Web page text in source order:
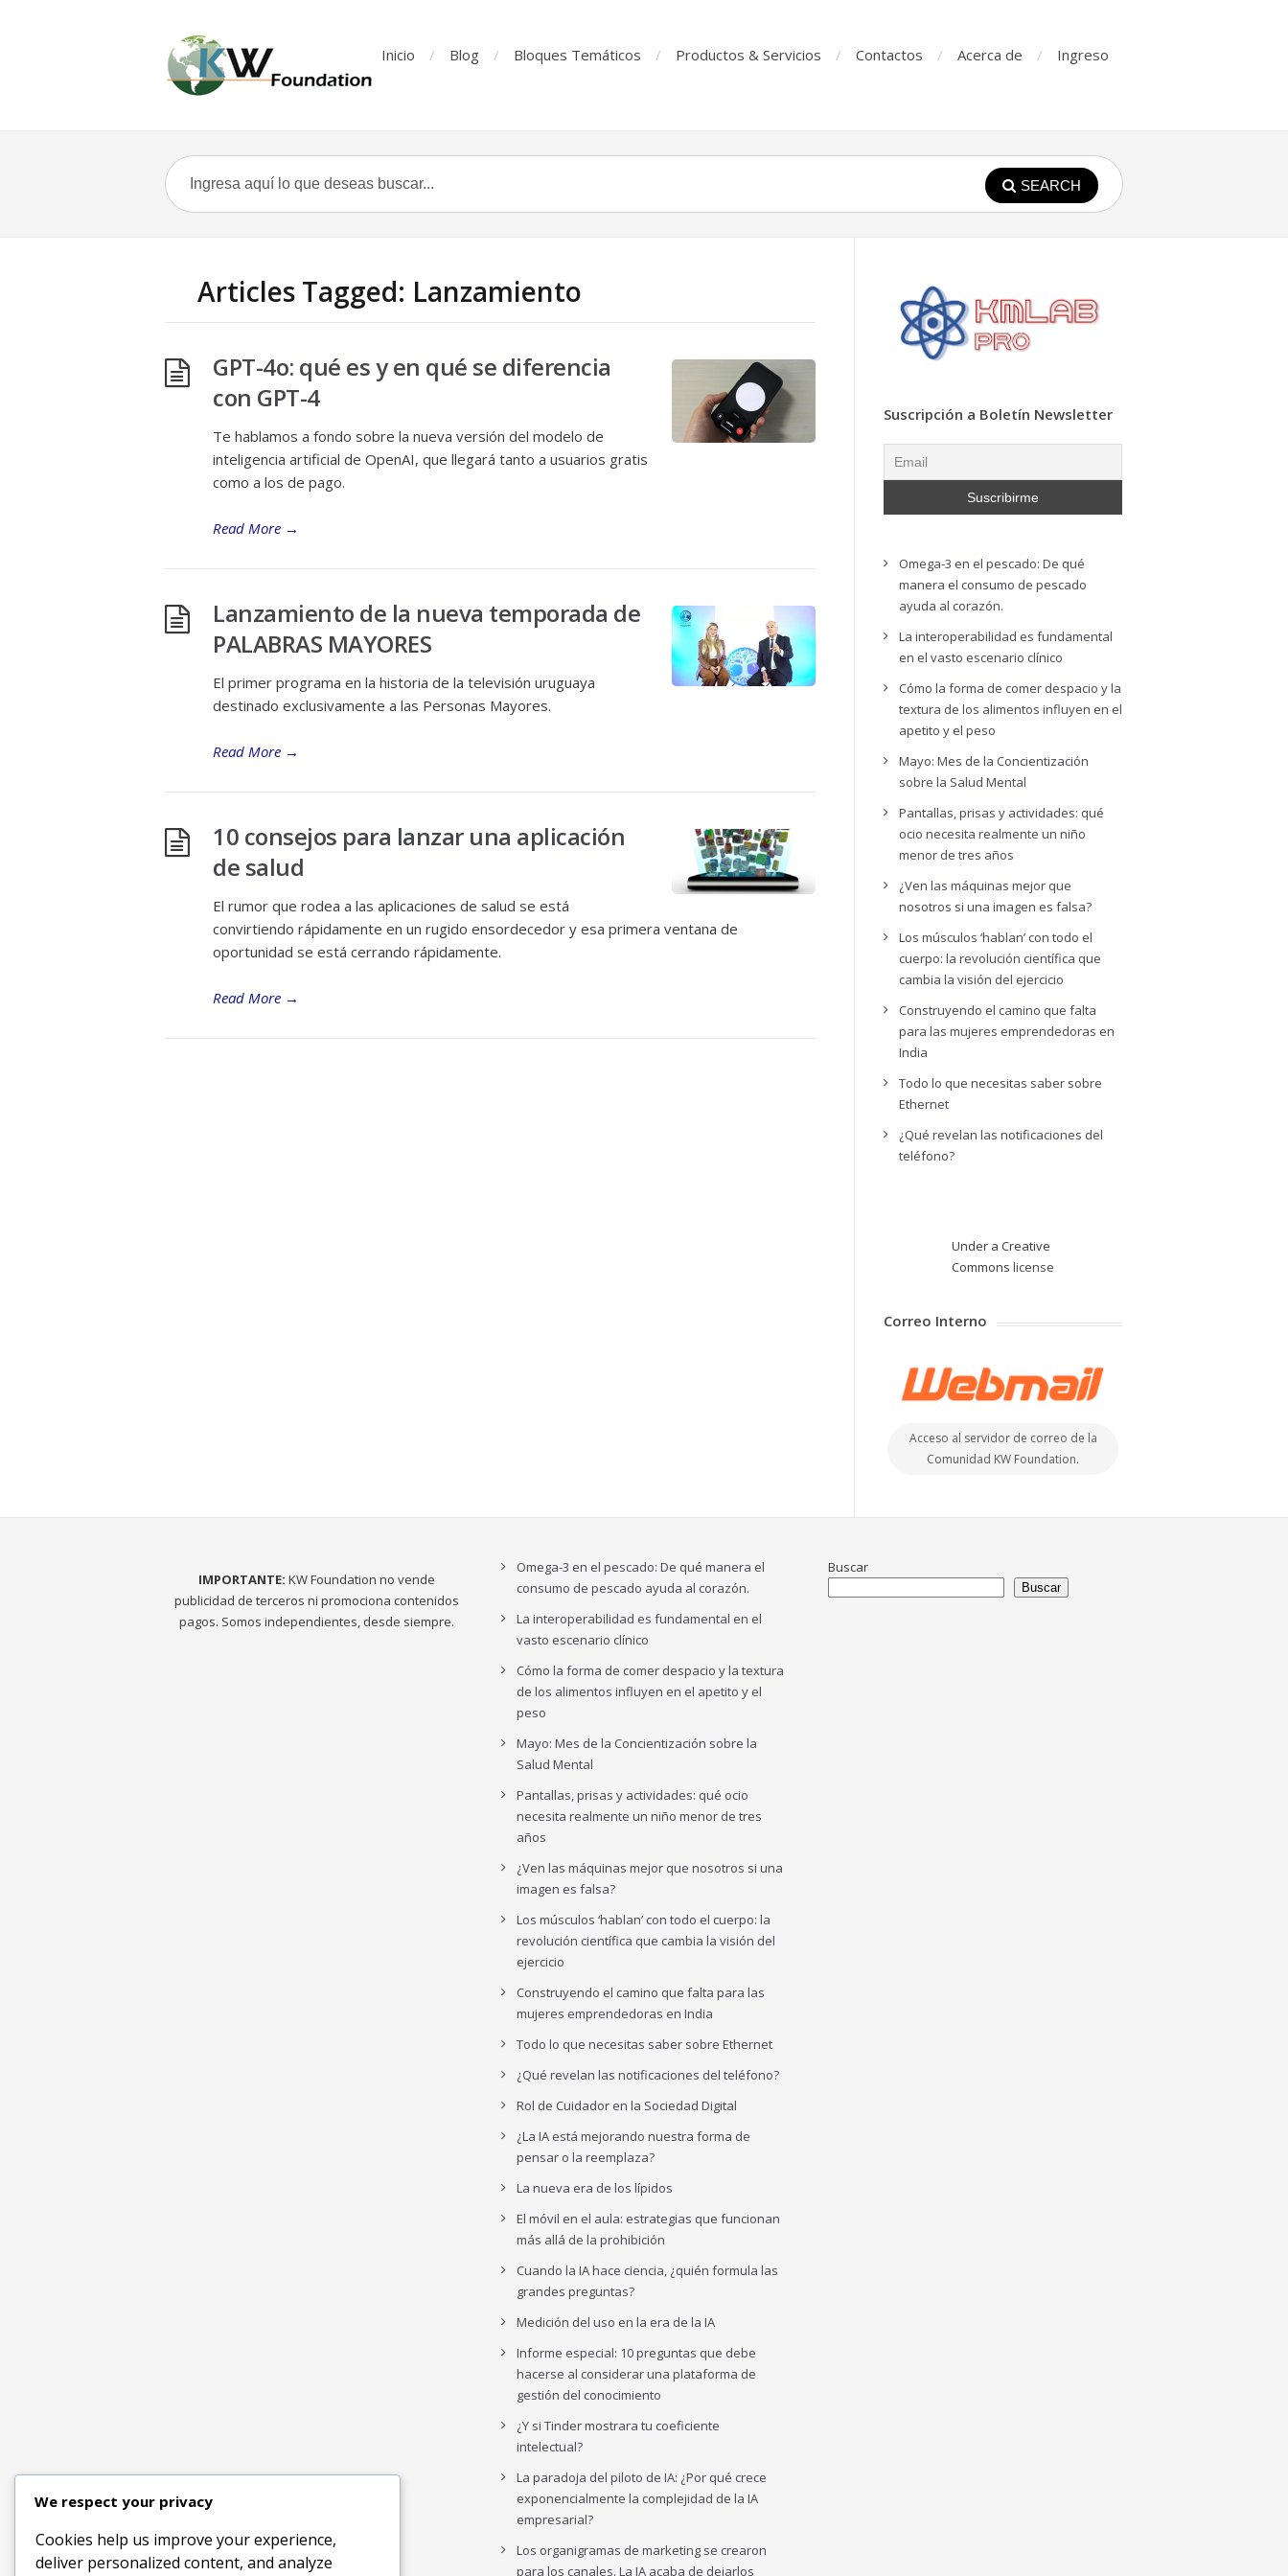
Inicio Blog Bloques Temáticos Productos & Servicios Contactos Acerca de Ingreso
SEARCH
Articles Tagged: Lanzamiento
GPT-4o: qué es y en qué se diferencia
con GPT-4
Te hablamos a fondo sobre la nueva versión del modelo de
inteligencia artificial de OpenAI, que llegará tanto a usuarios gratis
como a los de pago.
Read More →
Lanzamiento de la nueva temporada de
PALABRAS MAYORES
El primer programa en la historia de la televisión uruguaya
destinado exclusivamente a las Personas Mayores.
Read More →
10 consejos para lanzar una aplicación
de salud
El rumor que rodea a las aplicaciones de salud se está
convirtiendo rápidamente en un rugido ensordecedor y esa primera ventana de
oportunidad se está cerrando rápidamente.
Read More →
Suscripción a Boletín Newsletter
Omega-3 en el pescado: De qué
manera el consumo de pescado
ayuda al corazón.
La interoperabilidad es fundamental
en el vasto escenario clínico
Cómo la forma de comer despacio y la
textura de los alimentos influyen en el
apetito y el peso
Mayo: Mes de la Concientización
sobre la Salud Mental
Pantallas, prisas y actividades: qué
ocio necesita realmente un niño
menor de tres años
¿Ven las máquinas mejor que
nosotros si una imagen es falsa?
Los músculos ‘hablan’ con todo el
cuerpo: la revolución científica que
cambia la visión del ejercicio
Construyendo el camino que falta
para las mujeres emprendedoras en
India
Todo lo que necesitas saber sobre
Ethernet
¿Qué revelan las notificaciones del
teléfono?
Under a Creative
Commons license
Correo Interno
Acceso al servidor de correo de la
Comunidad KW Foundation.
IMPORTANTE: KW Foundation no vende
publicidad de terceros ni promociona contenidos
pagos. Somos independientes, desde siempre.
Omega-3 en el pescado: De qué manera el
consumo de pescado ayuda al corazón.
La interoperabilidad es fundamental en el
vasto escenario clínico
Cómo la forma de comer despacio y la textura
de los alimentos influyen en el apetito y el
peso
Mayo: Mes de la Concientización sobre la
Salud Mental
Pantallas, prisas y actividades: qué ocio
necesita realmente un niño menor de tres
años
¿Ven las máquinas mejor que nosotros si una
imagen es falsa?
Los músculos ‘hablan’ con todo el cuerpo: la
revolución científica que cambia la visión del
ejercicio
Construyendo el camino que falta para las
mujeres emprendedoras en India
Todo lo que necesitas saber sobre Ethernet
¿Qué revelan las notificaciones del teléfono?
Rol de Cuidador en la Sociedad Digital
¿La IA está mejorando nuestra forma de
pensar o la reemplaza?
La nueva era de los lípidos
El móvil en el aula: estrategias que funcionan
más allá de la prohibición
Cuando la IA hace ciencia, ¿quién formula las
grandes preguntas?
Medición del uso en la era de la IA
Informe especial: 10 preguntas que debe
hacerse al considerar una plataforma de
gestión del conocimiento
¿Y si Tinder mostrara tu coeficiente
intelectual?
La paradoja del piloto de IA: ¿Por qué crece
exponencialmente la complejidad de la IA
empresarial?
Los organigramas de marketing se crearon
para los canales. La IA acaba de dejarlos
Buscar
Buscar
We respect your privacy
Cookies help us improve your experience,
deliver personalized content, and analyze